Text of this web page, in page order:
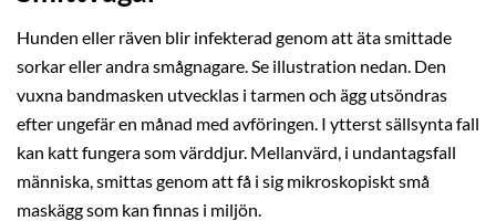
Hunden eller räven blir infekterad genom att äta smittade
sorkar eller andra smågnagare. Se illustration nedan. Den
vuxna bandmasken utvecklas i tarmen och ägg utsöndras
efter ungefär en månad med avföringen. I ytterst sällsynta fall
kan katt fungera som värddjur. Mellanvärd, i undantagsfall
människa, smittas genom att få i sig mikroskopiskt små
maskägg som kan finnas i miljön.